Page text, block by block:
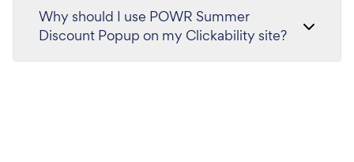
Why should I use POWR Summer
Discount Popup on my Clickability site?